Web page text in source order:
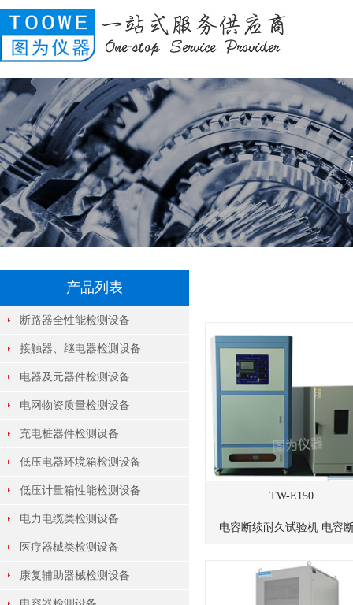
产品列表
断路器全性能检测设备
接触器、继电器检测设备
电器及元器件检测设备
电网物资质量检测设备
充电桩器件检测设备
低压电器环境箱检测设备
低压计量箱性能检测设备
电力电缆类检测设备
医疗器械类检测设备
康复辅助器械检测设备
TW-E150
电容断续耐久试验机 电容